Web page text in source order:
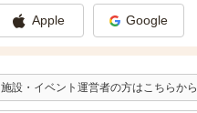
Apple Google
施設・イベント運営者の方はこちらから